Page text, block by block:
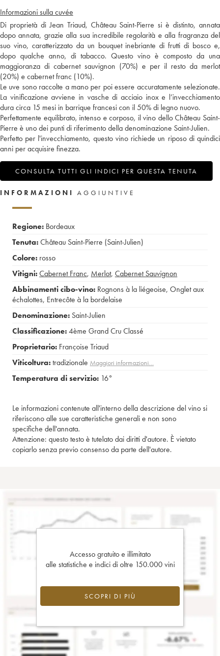
Informazioni sulla cuvée
Di proprietà di Jean Triaud, Château Saint-Pierre si è distinto, annata
dopo annata, grazie alla sua incredibile regolarità e alla fragranza del
suo vino, caratterizzato da un bouquet inebriante di frutti di bosco e,
dopo qualche anno, di tabacco. Questo vino è composto da una
maggioranza di cabernet sauvignon (70%) e per il resto da merlot
(20%) e cabernet franc (10%).
Le uve sono raccolte a mano per poi essere accuratamente selezionate.
La vinificazione avviene in vasche di acciaio inox e l’invecchiamento
dura circa 15 mesi in barrique francesi con il 50% di legno nuovo.
Perfettamente equilibrato, intenso e corposo, il vino dello Château Saint-
Pierre è uno dei punti di riferimento della denominazione Saint-Julien.
Perfetto per l'invecchiamento, questo vino richiede un riposo di quindici
anni per acquisire finezza.
CONSULTA TUTTI GLI INDICI PER QUESTA TENUTA
INFORMAZIONI AGGIUNTIVE
Regione: Bordeaux
Tenuta:Château Saint-Pierre (Saint-Julien)
Colore: rosso
Vitigni:Cabernet Franc, Merlot, Cabernet Sauvignon
Abbinamenti cibo-vino: Rognons à la liégeoise, Onglet aux
échalottes, Entrecôte à la bordelaise
Denominazione: Saint-Julien
Classificazione:4ème Grand Cru Classé
Proprietario: Françoise Triaud
Viticoltura:tradizionale Maggiori informazioni…
Temperatura di servizio: 16°
Le informazioni contenute all'interno della descrizione del vino si
riferiscono alle sue caratteristiche generali e non sono
specifiche dell'annata.
Attenzione: questo testo è tutelato dai diritti d'autore. È vietato
copiarlo senza previo consenso da parte dell'autore.
Accesso gratuito e illimitato
alle statistiche e indici di oltre 150.000 vini
SCOPRI DI PIÙ